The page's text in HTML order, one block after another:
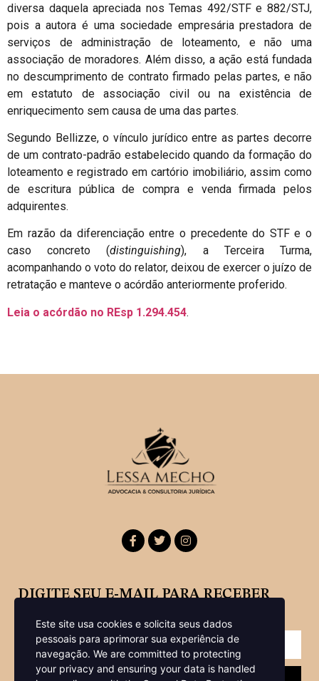
diversa daquela apreciada nos Temas 492/STF e 882/STJ,
pois a autora é uma sociedade empresária prestadora de
serviços de administração de loteamento, e não uma
associação de moradores. Além disso, a ação está fundada
no descumprimento de contrato firmado pelas partes, e não
em estatuto de associação civil ou na existência de
enriquecimento sem causa de uma das partes.
Segundo Bellizze, o vínculo jurídico entre as partes decorre
de um contrato-padrão estabelecido quando da formação do
loteamento e registrado em cartório imobiliário, assim como
de escritura pública de compra e venda firmada pelos
adquirentes.
Em razão da diferenciação entre o precedente do STF e o
caso concreto (distinguishing), a Terceira Turma,
acompanhando o voto do relator, deixou de exercer o juízo de
retratação e manteve o acórdão anteriormente proferido.
Leia o acórdão no REsp 1.294.454.
DIGITE SEU E-MAIL PARA RECEBER
Este site usa cookies e solicita seus dados
pessoais para aprimorar sua experiência de
navegação. We are committed to protecting
your privacy and ensuring your data is handled